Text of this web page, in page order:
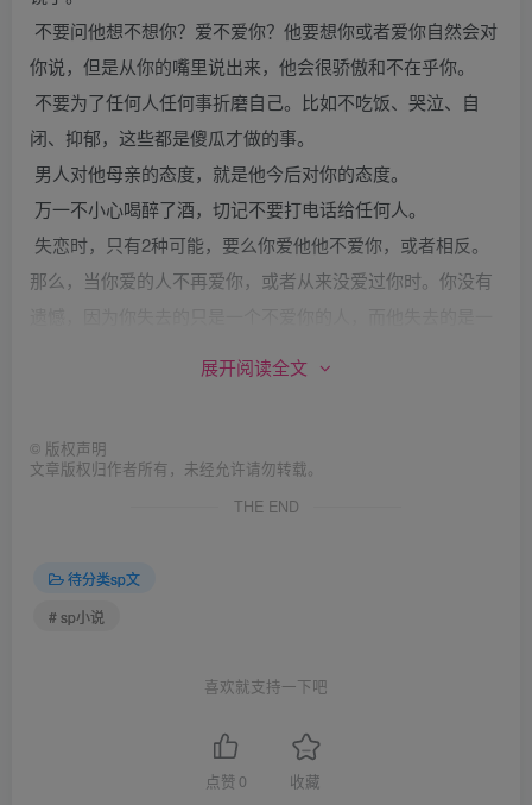
不要问他想不想你？爱不爱你？他要想你或者爱你自然会对
你说，但是从你的嘴里说出来，他会很骄傲和不在乎你。
不要为了任何人任何事折磨自己。比如不吃饭、哭泣、自
闭、抑郁，这些都是傻瓜才做的事。
男人对他母亲的态度，就是他今后对你的态度。
万一不小心喝醉了酒，切记不要打电话给任何人。
失恋时，只有2种可能，要么你爱他他不爱你，或者相反。
那么，当你爱的人不再爱你，或者从来没爱过你时。你没有
能留出漂亮长发的女人会很有女人味。
即使一个人的时候也能玩的很开心。
有自己的价值观和人生观，能忍让但是有自己的原则。如果
展开阅读全文
© 版权声明
文章版权归作者所有，未经允许请勿转载。
THE END
待分类sp文
# sp小说
喜欢就支持一下吧
点赞 0 收藏